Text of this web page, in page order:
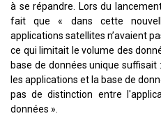
à se répandre. Lors du
fait que « dans cette
applications satellites n’avaient
ce qui limitait le volume des
base de données unique suffisait
les applications et la base de
pas de distinction entre
données ».